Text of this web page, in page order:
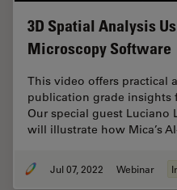
3D Spatial Analysis
Microscopy Software
This video offers practical
publication grade insights
Our special guest Luciano
will illustrate how Mica’s
Jul 07, 2022 Webinar